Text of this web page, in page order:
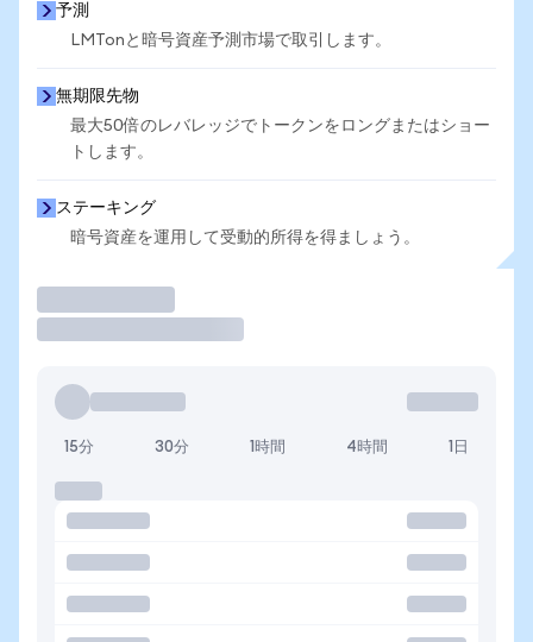
予測
LMTonと暗号資産予測市場で取引します。
無期限先物
最大50倍のレバレッジでトークンをロングまたはショー
トします。
ステーキング
暗号資産を運用して受動的所得を得ましょう。
15分 30分 1時間 4時間 1日